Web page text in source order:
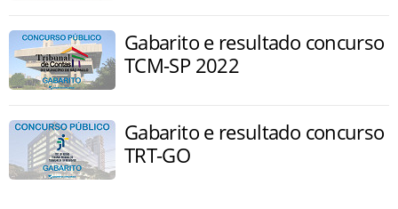
Gabarito e resultado concurso
TCM-SP 2022
Gabarito e resultado concurso
TRT-GO